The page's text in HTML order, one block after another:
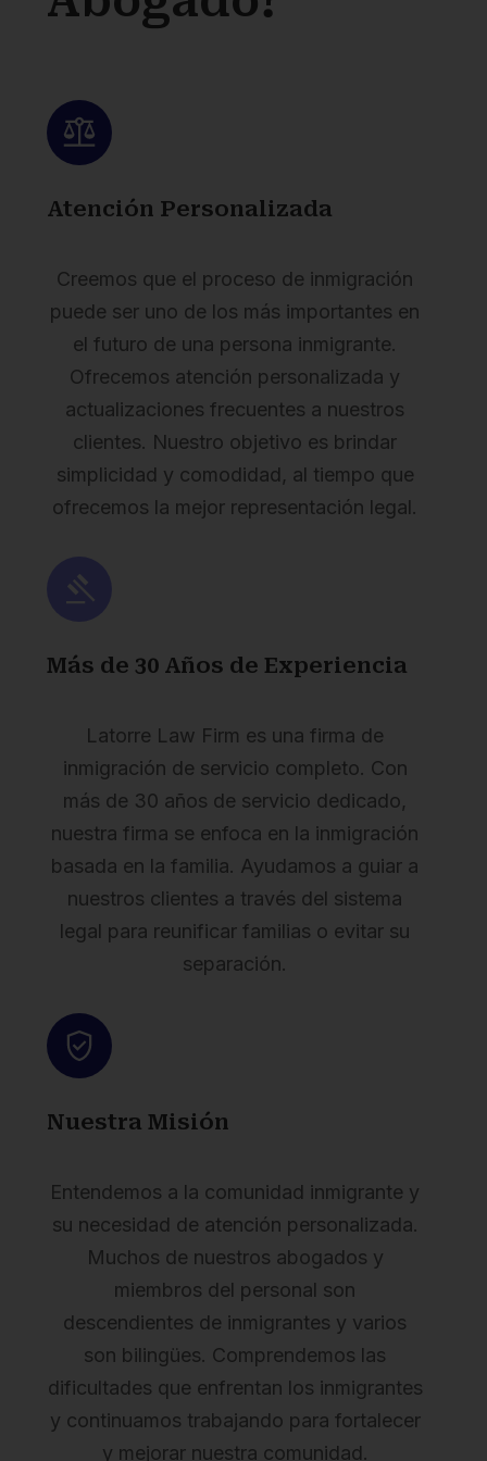
Atención Personalizada
Creemos que el proceso de inmigración
puede ser uno de los más importantes en
el futuro de una persona inmigrante.
Ofrecemos atención personalizada y
actualizaciones frecuentes a nuestros
clientes. Nuestro objetivo es brindar
simplicidad y comodidad, al tiempo que
ofrecemos la mejor representación legal.
Más de 30 Años de Experiencia
Latorre Law Firm es una firma de
inmigración de servicio completo. Con
más de 30 años de servicio dedicado,
nuestra firma se enfoca en la inmigración
basada en la familia. Ayudamos a guiar a
nuestros clientes a través del sistema
legal para reunificar familias o evitar su
separación.
Nuestra Misión
Entendemos a la comunidad inmigrante y
su necesidad de atención personalizada.
Muchos de nuestros abogados y
miembros del personal son
descendientes de inmigrantes y varios
son bilingües. Comprendemos las
dificultades que enfrentan los inmigrantes
y continuamos trabajando para fortalecer
y mejorar nuestra comunidad.